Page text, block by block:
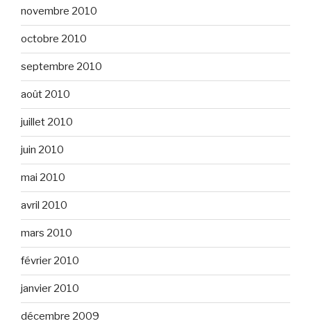
novembre 2010
octobre 2010
septembre 2010
août 2010
juillet 2010
juin 2010
mai 2010
avril 2010
mars 2010
février 2010
janvier 2010
décembre 2009